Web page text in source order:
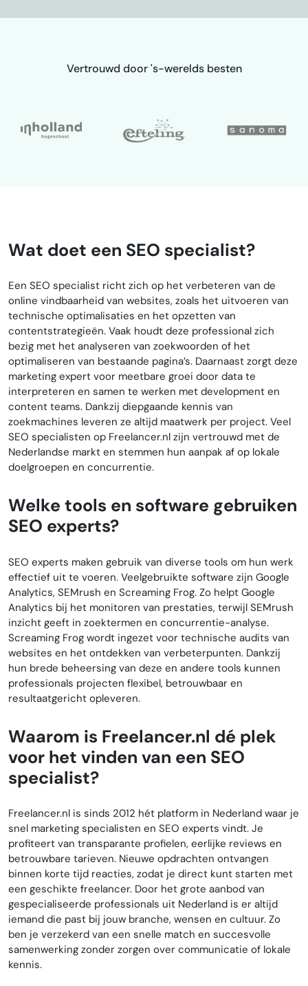
Vertrouwd door 's-werelds besten
Wat doet een SEO specialist?
Een SEO specialist richt zich op het verbeteren van de
online vindbaarheid van websites, zoals het uitvoeren van
technische optimalisaties en het opzetten van
contentstrategieën. Vaak houdt deze professional zich
bezig met het analyseren van zoekwoorden of het
optimaliseren van bestaande pagina’s. Daarnaast zorgt deze
marketing expert voor meetbare groei door data te
interpreteren en samen te werken met development en
content teams. Dankzij diepgaande kennis van
zoekmachines leveren ze altijd maatwerk per project. Veel
SEO specialisten op Freelancer.nl zijn vertrouwd met de
Nederlandse markt en stemmen hun aanpak af op lokale
doelgroepen en concurrentie.
Welke tools en software gebruiken
SEO experts?
SEO experts maken gebruik van diverse tools om hun werk
effectief uit te voeren. Veelgebruikte software zijn Google
Analytics, SEMrush en Screaming Frog. Zo helpt Google
Analytics bij het monitoren van prestaties, terwijl SEMrush
inzicht geeft in zoektermen en concurrentie-analyse.
Screaming Frog wordt ingezet voor technische audits van
websites en het ontdekken van verbeterpunten. Dankzij
hun brede beheersing van deze en andere tools kunnen
professionals projecten flexibel, betrouwbaar en
resultaatgericht opleveren.
Waarom is Freelancer.nl dé plek
voor het vinden van een SEO
specialist?
Freelancer.nl is sinds 2012 hét platform in Nederland waar je
snel marketing specialisten en SEO experts vindt. Je
profiteert van transparante profielen, eerlijke reviews en
betrouwbare tarieven. Nieuwe opdrachten ontvangen
binnen korte tijd reacties, zodat je direct kunt starten met
een geschikte freelancer. Door het grote aanbod van
gespecialiseerde professionals uit Nederland is er altijd
iemand die past bij jouw branche, wensen en cultuur. Zo
ben je verzekerd van een snelle match en succesvolle
samenwerking zonder zorgen over communicatie of lokale
kennis.